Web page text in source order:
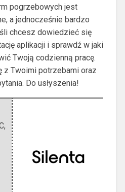
pogrzebowych jest
a jednocześnie bardzo
chcesz dowiedzieć się
aplikacji i sprawdź w jaki
Twoją codzienną pracę.
z Twoimi potrzebami oraz
Do usłyszenia!
,